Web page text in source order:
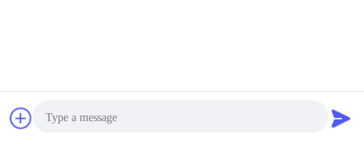
Bavarder